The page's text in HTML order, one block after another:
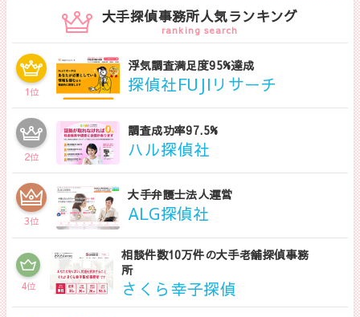
大手探偵事務所人気ランキング
ranking search
1位
浮気調査満足度95%達成
探偵社FUJIリサーチ
2位
調査成功率97.5%
ハル探偵社
3位
大手弁護士法人運営
ALG探偵社
4位
相談件数10万件の大手老舗探偵事務
所
さくら幸子探偵